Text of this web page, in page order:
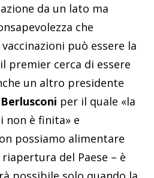
da un lato ma
che
vaccinazioni può essere la
premier cerca di essere
un altro presidente
per il quale «la
non è finita» e
possiamo alimentare
del Paese – è